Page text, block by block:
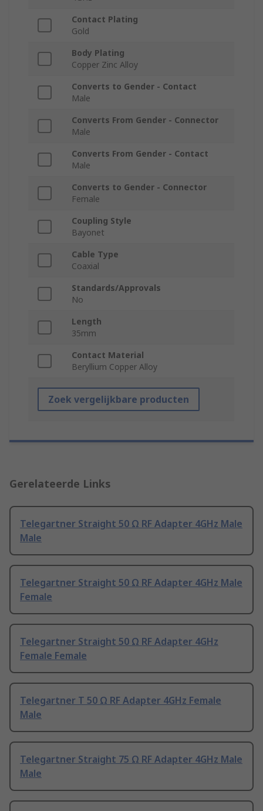
Contact Plating
Gold
Body Plating
Copper Zinc Alloy
Converts to Gender - Contact
Male
Converts From Gender - Connector
Male
Converts From Gender - Contact
Male
Converts to Gender - Connector
Female
Coupling Style
Bayonet
Cable Type
Coaxial
Standards/Approvals
No
Length
35mm
Contact Material
Beryllium Copper Alloy
Zoek vergelijkbare producten
Gerelateerde Links
Telegartner Straight 50 Ω RF Adapter 4GHz Male
Male
Telegartner Straight 50 Ω RF Adapter 4GHz Male
Female
Telegartner Straight 50 Ω RF Adapter 4GHz
Female Female
Telegartner T 50 Ω RF Adapter 4GHz Female
Male
Telegartner Straight 75 Ω RF Adapter 4GHz Male
Male